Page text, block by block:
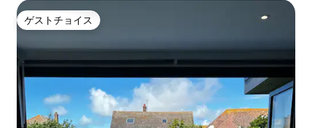
ゲストチョイス
ゲストチョイス